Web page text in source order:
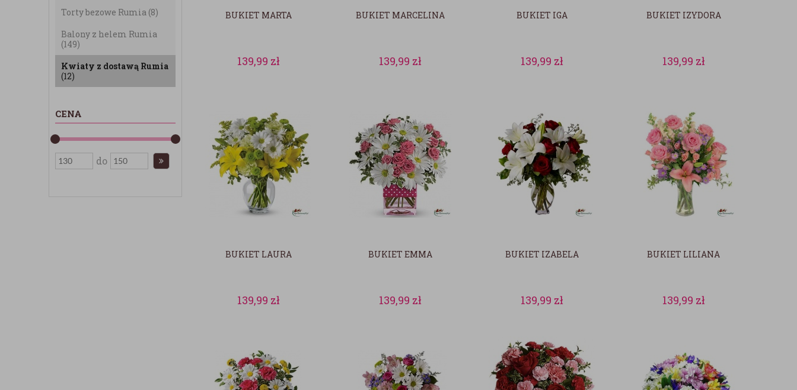
Torty bezowe Rumia (8)
Balony z helem Rumia
(149)
Kwiaty z dostawą Rumia
(12)
CENA
do
BUKIET MARTA
139,99 zł
BUKIET MARCELINA
139,99 zł
BUKIET IGA
139,99 zł
BUKIET IZYDORA
139,99 zł
BUKIET LAURA
139,99 zł
BUKIET EMMA
139,99 zł
BUKIET IZABELA
139,99 zł
BUKIET LILIANA
139,99 zł